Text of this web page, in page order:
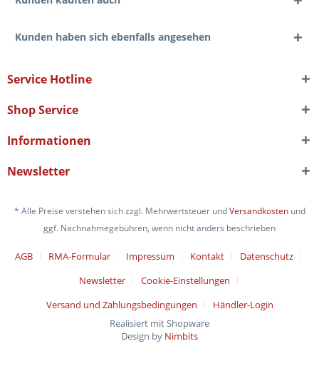
Kunden haben sich ebenfalls angesehen
Service Hotline
Shop Service
Informationen
Newsletter
* Alle Preise verstehen sich zzgl. Mehrwertsteuer undVersandkostenund
ggf. Nachnahmegebühren, wenn nicht anders beschrieben
AGB RMA-Formular Impressum Kontakt
Datenschutz
Newsletter
Cookie-Einstellungen
Versand und Zahlungsbedingungen
Händler-Login
Realisiert mit Shopware
Design by Nimbits